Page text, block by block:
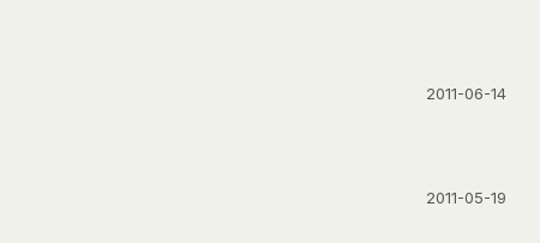
2011-06-14
2011-05-19